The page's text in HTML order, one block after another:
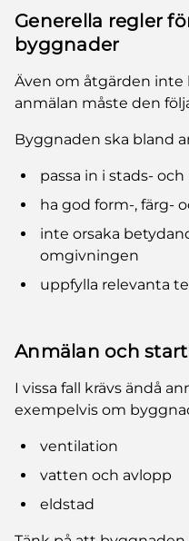
Generella regler
byggnader
Även om åtgärden inte
anmälan måste den
Byggnaden ska bland
passa in i stads-
ha god form-, färg-
inte orsaka
omgivningen
uppfylla relevanta
Anmälan och
I vissa fall krävs ändå
exempelvis om
ventilation
vatten och avlopp
eldstad